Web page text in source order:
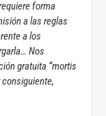
forma
a las reglas
a los
Nos
gratuita “mortis